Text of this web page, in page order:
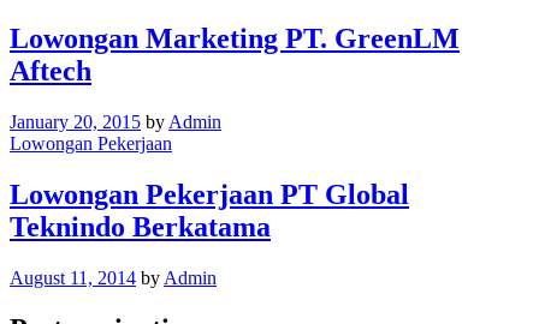
Lowongan Marketing PT. GreenLM
Aftech
January 20, 2015 by Admin
Lowongan Pekerjaan
Lowongan Pekerjaan PT Global
Teknindo Berkatama
August 11, 2014 by Admin